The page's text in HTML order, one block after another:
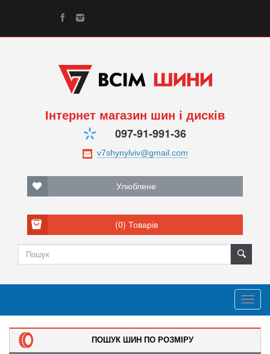
Інтернет магазин шин і дисків
097-91-991-36
Улюблене
(0) Товарів
ПОШУК ШИН ПО РОЗМІРУ